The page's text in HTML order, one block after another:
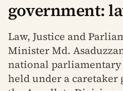
government:
Law, Justice and
Minister Md.
national
held under a